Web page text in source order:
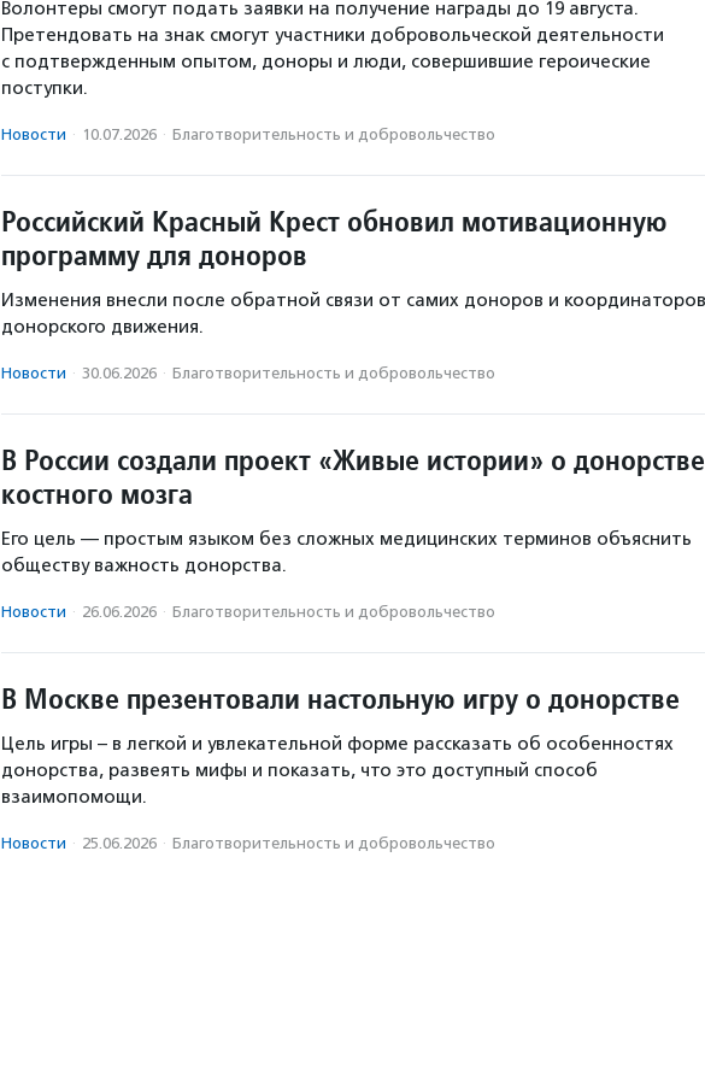
Волонтеры смогут подать заявки на получение награды до 19 августа.
Претендовать на знак смогут участники добровольческой деятельности
с подтвержденным опытом, доноры и люди, совершившие героические
поступки.
Новости · 10.07.2026 · Благотвори­тель­ность и доброволь­чест­во
Российский Красный Крест обновил мотивационную
программу для доноров
Изменения внесли после обратной связи от самих доноров и координаторов
донорского движения.
Новости · 30.06.2026 · Благотвори­тель­ность и доброволь­чест­во
В России создали проект «Живые истории» о донорстве
костного мозга
Его цель — простым языком без сложных медицинских терминов объяснить
обществу важность донорства.
Новости · 26.06.2026 · Благотвори­тель­ность и доброволь­чест­во
В Москве презентовали настольную игру о донорстве
Цель игры – в легкой и увлекательной форме рассказать об особенностях
донорства, развеять мифы и показать, что это доступный способ
взаимопомощи.
Новости · 25.06.2026 · Благотвори­тель­ность и доброволь­чест­во